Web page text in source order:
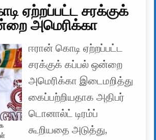
ஏற்றப்பட்ட சரக்குக்
அமெரிக்கா
ஈரான் கொடி ஏற்றப்பட்ட
சரக்குக் கப்பல் ஒன்றை
அமெரிக்கா இடைமறித்து
கைப்பற்றியதாக அதிபர்
டொனால்ட் டிரம்ப்
கூறியதை அடுத்து,